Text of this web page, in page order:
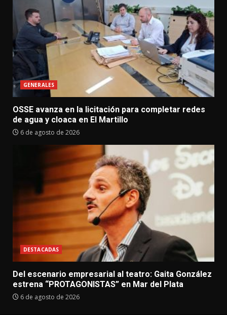
GENERALES
OSSE avanza en la licitación para completar redes
de agua y cloaca en El Martillo
6 de agosto de 2026
DESTACADAS
Del escenario empresarial al teatro: Gaita González
estrena “PROTAGONISTAS” en Mar del Plata
6 de agosto de 2026